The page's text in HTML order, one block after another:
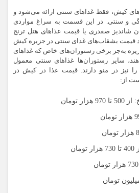
کیش، فقط غذاهای سنتی ارائه می‌شود و
و سنتی. در این قسمت به سراغ مواردی
شاندیز صفدری یا قیمت غذاهای هتل ترنج
قیمت بشقاب‌های غذای سنتی در جزیره کیش
به‌جز برخی رستوران‌های خاص که غذاهای
سایر رستوران‌ها غذاهای سنتی معمول
نیز در منو دارند. قیمت غذا در کیش در
از:
از 500 تا 970 هزار تومان